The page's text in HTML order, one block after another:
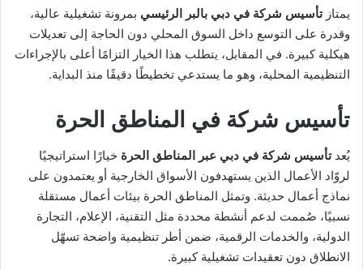
يمتازتأسيس شركة في دبي بالبر الرئيسي بمرونة تشغيلية عالية،
وقدرة على التوسع داخل السوق المحلي دون الحاجة إلى تعديلات
هيكلية كبيرة. في المقابل، يتطلب هذا الخيار التزامًا أعلى بالإجراءات
التنظيمية المحلية، وهو ما يستدعي تخطيطًا دقيقًا منذ البداية.
تأسيس شركة في المناطق الحرة
يُعدتأسيس شركة في دبي عبر المناطق الحرة خيارًا استراتيجيًا
لروّاد الأعمال الذين يستهدفون الأسواق الخارجية أو يعتمدون على
نماذج أعمال حديثة. وتمثل المناطق الحرة بيئات أعمال مستقلة
نسبيًا، صُممت لدعم أنشطة محددة مثل التقنية، الإعلام، التجارة
الدولية، والخدمات الرقمية، ضمن أطر تنظيمية واضحة تسهّل
الانطلاق دون تعقيدات تشغيلية كبيرة.